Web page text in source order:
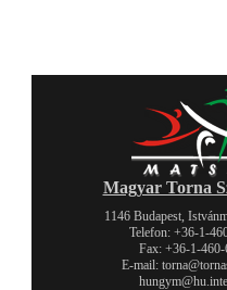
Magyar Torna
1146 Budapest,
Telefon: +36-1-
Fax: +36-1-460-
E-mail: